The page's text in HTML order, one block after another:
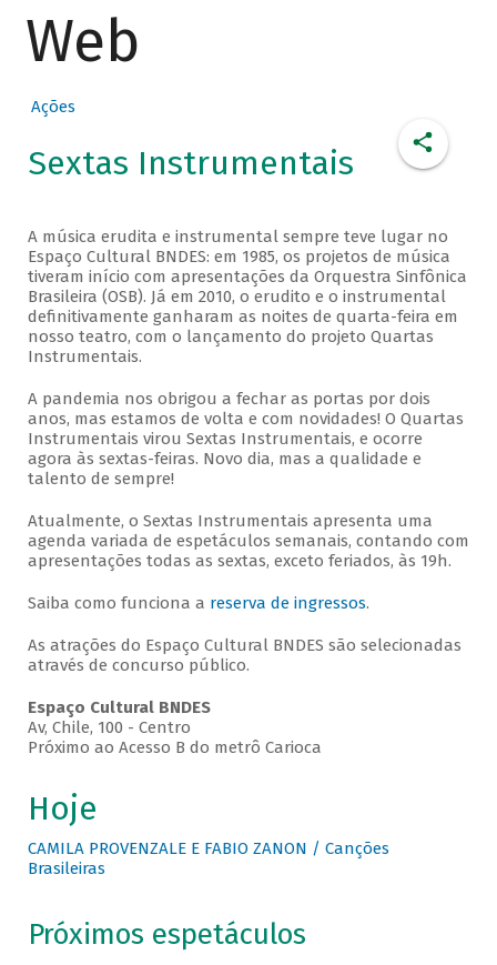
Web
Ações
Sextas Instrumentais
A música erudita e instrumental sempre teve lugar no
Espaço Cultural BNDES: em 1985, os projetos de música
tiveram início com apresentações da Orquestra Sinfônica
Brasileira (OSB). Já em 2010, o erudito e o instrumental
definitivamente ganharam as noites de quarta-feira em
nosso teatro, com o lançamento do projeto Quartas
Instrumentais.
A pandemia nos obrigou a fechar as portas por dois
anos, mas estamos de volta e com novidades! O Quartas
Instrumentais virou Sextas Instrumentais, e ocorre
agora às sextas-feiras. Novo dia, mas a qualidade e
talento de sempre!
Atualmente, o Sextas Instrumentais apresenta uma
agenda variada de espetáculos semanais, contando com
apresentações todas as sextas, exceto feriados, às 19h.
Saiba como funciona a reserva de ingressos.
As atrações do Espaço Cultural BNDES são selecionadas
através de concurso público.
Espaço Cultural BNDES
Av, Chile, 100 - Centro
Próximo ao Acesso B do metrô Carioca
Hoje
CAMILA PROVENZALE E FABIO ZANON / Canções
Brasileiras
Próximos espetáculos